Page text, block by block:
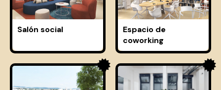
Salón social
Espacio de
coworking